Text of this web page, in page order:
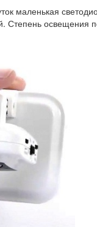
маленькая
Степень освещения